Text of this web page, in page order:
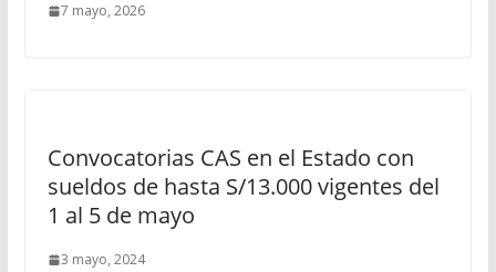
7 mayo, 2026
Convocatorias CAS en el Estado con
sueldos de hasta S/13.000 vigentes del
1 al 5 de mayo
3 mayo, 2024